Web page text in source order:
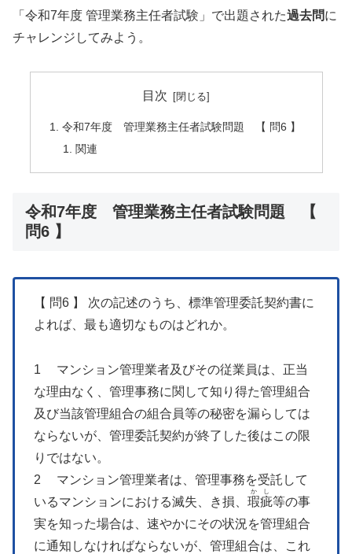
「令和7年度 管理業務主任者試験」で出題された過去問に
チャレンジしてみよう。
目次
令和7年度 管理業務主任者試験問題 【 問6 】
関連
令和7年度 管理業務主任者試験問題 【
問6 】
【 問6 】 次の記述のうち、標準管理委託契約書に
よれば、最も適切なものはどれか。
1 マンション管理業者及びその従業員は、正当
な理由なく、管理事務に関して知り得た管理組合
及び当該管理組合の組合員等の秘密を漏らしては
ならないが、管理委託契約が終了した後はこの限
りではない。
2 マンション管理業者は、管理事務を受託して
いるマンションにおける滅失、き損、 瑕疵
かし
等の事
実を知った場合は、速やかにその状況を管理組合
に通知しなければならないが、管理組合は、これ